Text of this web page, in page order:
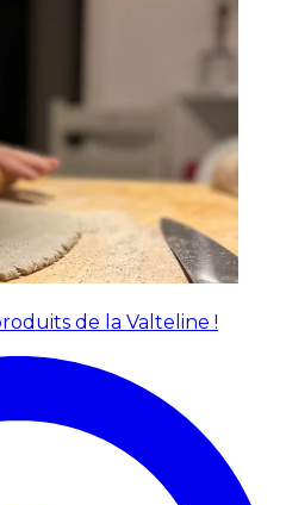
de la Valteline !